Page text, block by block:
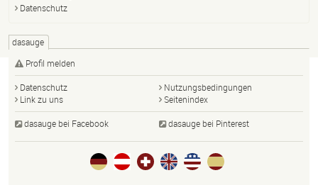
Datenschutz
dasauge
Profil melden
Datenschutz
Nutzungsbedingungen
Link zu uns
Seitenindex
dasauge bei Facebook dasauge bei Pinterest